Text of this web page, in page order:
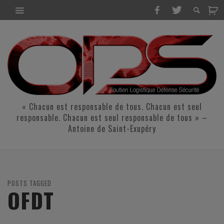
« Chacun est responsable de tous. Chacun est seul
responsable. Chacun est seul responsable de tous » –
Antoine de Saint-Exupéry
POSTS TAGGED
OFDT